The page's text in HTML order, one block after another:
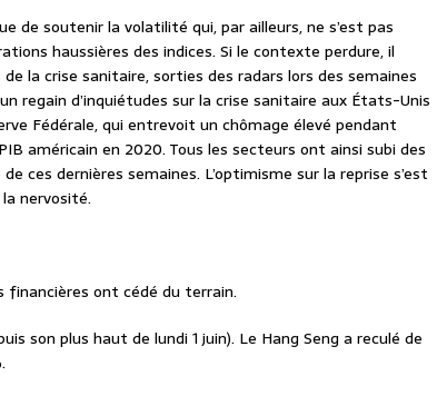
de soutenir la volatilité qui, par ailleurs, ne s’est pas
haussières des indices. Si le contexte perdure, il
la crise sanitaire, sorties des radars lors des semaines
regain d’inquiétudes sur la crise sanitaire aux États-Unis
Fédérale, qui entrevoit un chômage élevé pendant
américain en 2020. Tous les secteurs ont ainsi subi des
ces dernières semaines. L’optimisme sur la reprise s’est
nervosité.
financières ont cédé du terrain.
son plus haut de lundi 1 juin). Le Hang Seng a reculé de